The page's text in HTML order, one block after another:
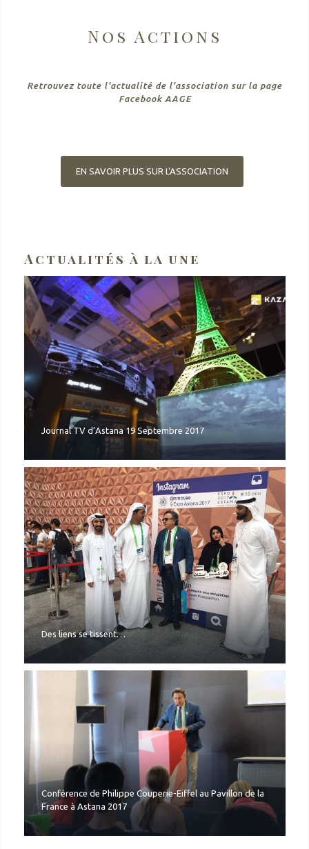
Nos Actions
Retrouvez toute l'actualité de l'association sur la page
Facebook AAGE
EN SAVOIR PLUS SUR L'ASSOCIATION
Actualités à la une
Journal TV d’Astana 19 Septembre 2017
Des liens se tissent…
Conférence de Philippe Couperie-Eiffel au Pavillon de la
France à Astana 2017